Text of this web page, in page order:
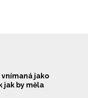
vnímaná jako
jak by měla